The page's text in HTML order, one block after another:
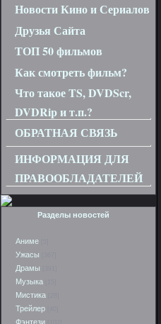
Новости Кино и Сериалов
Друзья Сайта
ТОП 50 фильмов
Как смотреть фильм?
Что такое TS, DVDScr,
DVDRip и т.п.?
ОБРАТНАЯ СВЯЗЬ
ИНФОРМАЦИЯ ДЛЯ
ПРАВООБЛАДАТЕЛЕЙ
Разделы новостей
Аниме
Ужасы
Драмы
Музыка
Мистика
Трейлер
Фэнтези